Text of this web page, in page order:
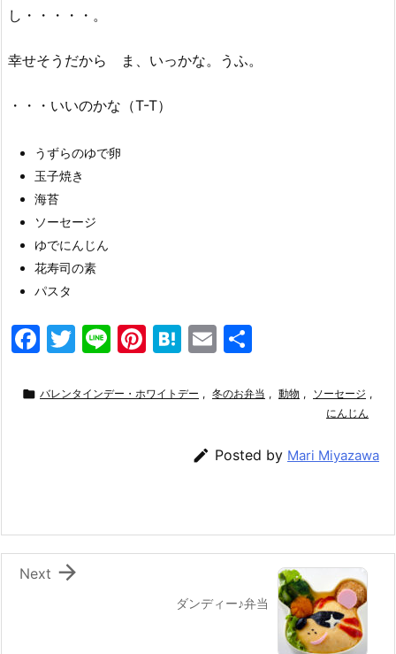
し・・・・・。
幸せそうだから ま、いっかな。うふ。
・・・いいのかな（T-T）
うずらのゆで卵
玉子焼き
海苔
ソーセージ
ゆでにんじん
花寿司の素
パスタ
F
c
k
T
itt
Li
e
Pi
er
H
e
a
E
ai
 バレンタインデー・ホワイトデー , 冬のお弁当 , 動物 , ソーセージ ,
にんじん
 Posted by Mari Miyazawa
ダンディー♪弁当

Next